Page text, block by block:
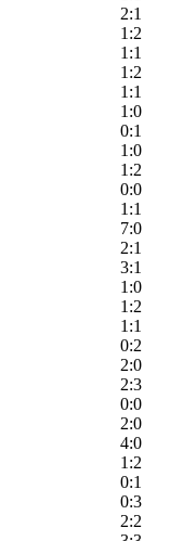
2:1
1:2
1:1
1:2
1:1
1:0
0:1
1:0
1:2
0:0
1:1
7:0
2:1
3:1
1:0
1:2
1:1
0:2
2:0
2:3
0:0
2:0
4:0
1:2
0:1
0:3
2:2